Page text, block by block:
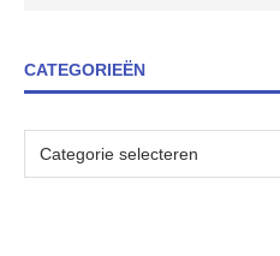
CATEGORIEËN